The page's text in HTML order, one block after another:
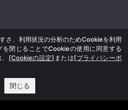
さ、利用状況の分析のためCookieを利用
閉じることでCookieの使用に同意する
[Cookieの設定] または[プライバシーポ
閉じる